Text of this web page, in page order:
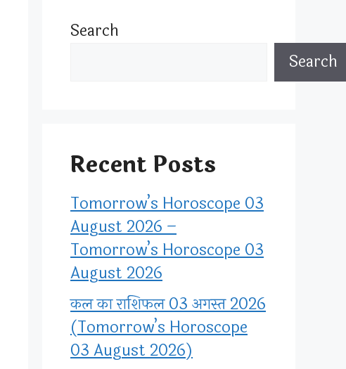
Search
Search
Recent Posts
Tomorrow’s Horoscope 03
August 2026 –
Tomorrow’s Horoscope 03
August 2026
कल का राशिफल 03 अगस्त 2026
(Tomorrow’s Horoscope
03 August 2026)